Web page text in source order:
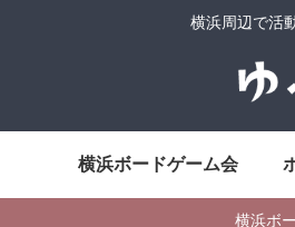
横浜周辺で活
横浜ボードゲーム会
横浜ボ